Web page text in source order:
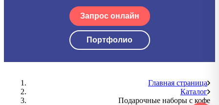
Запрос онлайн
Портфолио
Главная страница
Каталог
Подарочные наборы с кофе